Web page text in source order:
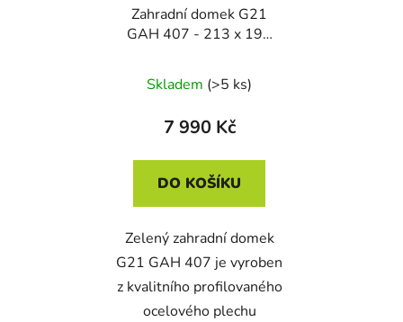
Zahradní domek G21
GAH 407 - 213 x 191
Skladem (>5 ks)
7 990 Kč
DO KOŠÍKU
Zelený zahradní domek
G21 GAH 407 je vyroben
z kvalitního profilovaného
ocelového plechu